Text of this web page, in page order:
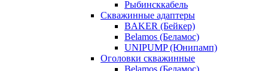
Рыбинсккабель
Скважинные адаптеры
BAKER (Бейкер)
Belamos (Беламос)
UNIPUMP (Юнипамп)
Оголовки скважинные
Belamos (Беламос)